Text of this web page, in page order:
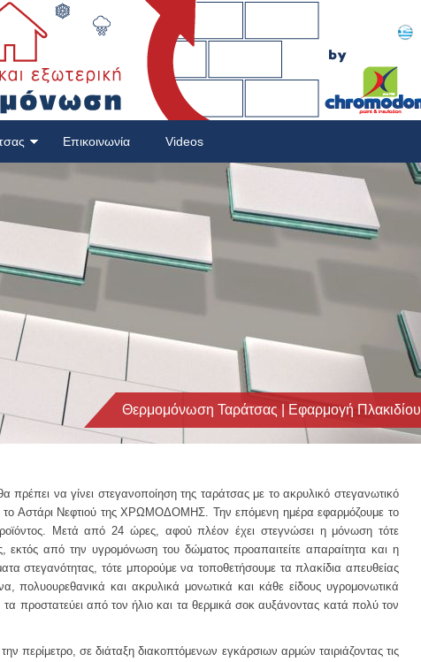
Επικοινωνία Videos
Θερμομόνωση Ταράτσας | Εφαρμογή Πλακιδίου
να γίνει στεγανοποίηση της ταράτσας με το ακρυλικό στεγανωτικό
Αστάρι Νεφτιού της ΧΡΩΜΟΔΟΜΗΣ. Την επόμενη ημέρα εφαρμόζουμε το
Μετά από 24 ώρες, αφού πλέον έχει στεγνώσει η μόνωση τότε
από την υγρομόνωση του δώματος προαπαιτείτε απαραίτητα και η
τότε μπορούμε να τοποθετήσουμε τα πλακίδια απευθείας
και ακρυλικά μονωτικά και κάθε είδους υγρομονωτικά
προστατεύει από τον ήλιο και τα θερμικά σοκ αυξάνοντας κατά πολύ τον
περίμετρο, σε διάταξη διακοπτόμενων εγκάρσιων αρμών ταιριάζοντας τις